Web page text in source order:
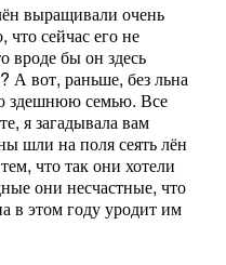
выращивали очень
что сейчас его не
вроде бы он здесь
А вот, раньше, без льна
здешнюю семью. Все
я загадывала вам
шли на поля сеять лён
что так они хотели
они несчастные, что
в этом году уродит им